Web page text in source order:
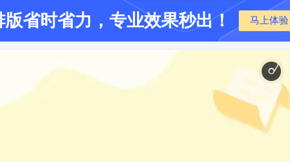
青葱校园 - Green Campus
版省时省力 ，专业效果秒出！ 马上体验